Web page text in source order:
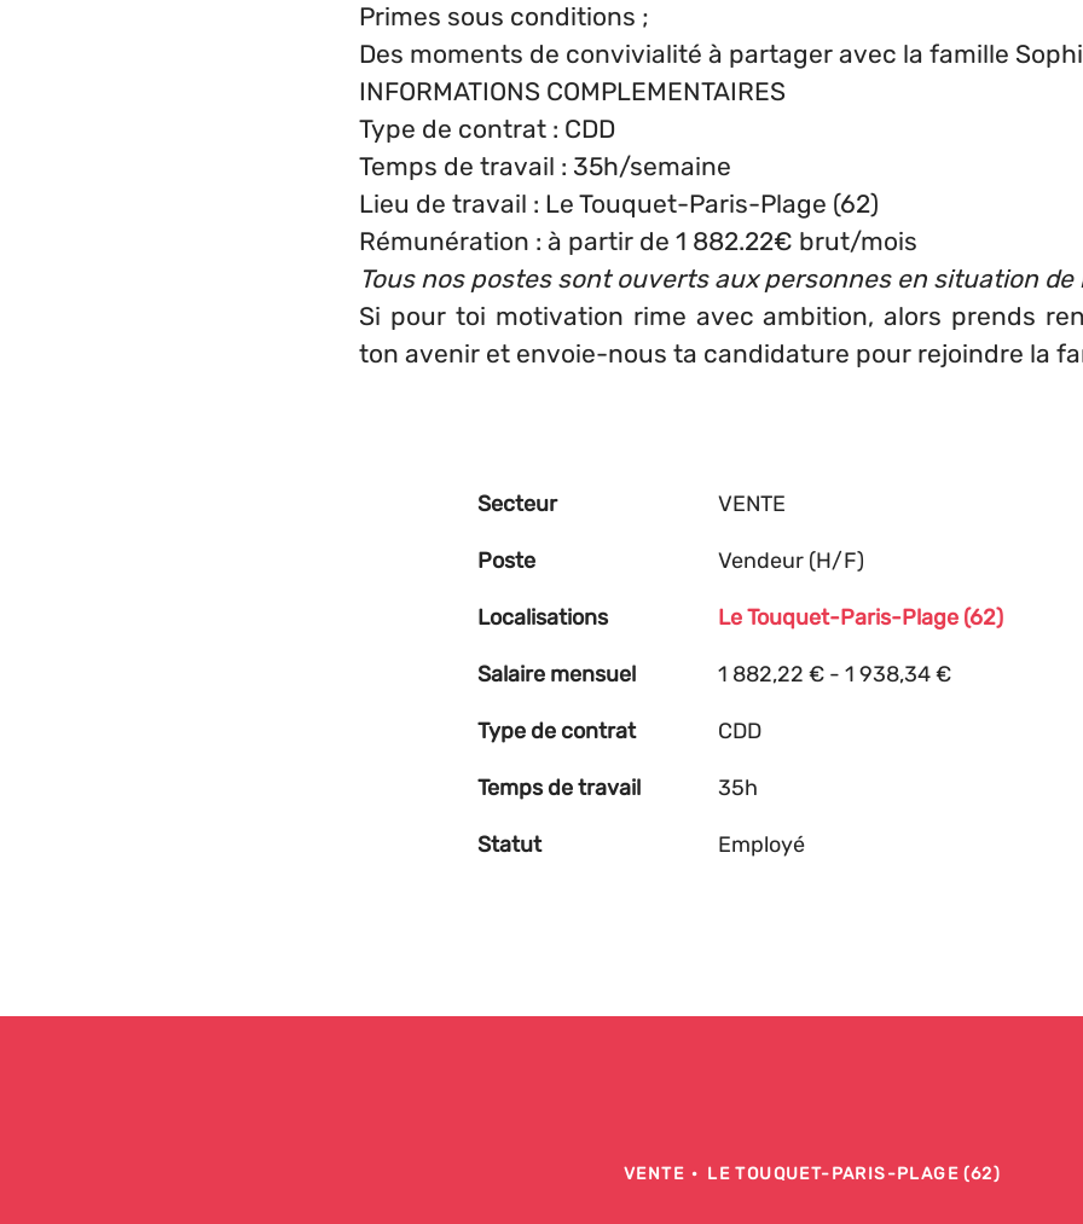
Primes sous conditions ;
Des moments de convivialité à partager avec la famille
INFORMATIONS COMPLEMENTAIRES
Type de contrat : CDD
Temps de travail : 35h/semaine
Lieu de travail : Le Touquet-Paris-Plage (62)
Rémunération : à partir de 1 882.22€ brut/mois
Tous nos postes sont ouverts aux personnes en situation de
Si pour toi motivation rime avec ambition, alors prends
ton avenir et envoie-nous ta candidature pour rejoindre la
Secteur VENTE
Poste Vendeur (H/F)
Localisations Le Touquet-Paris-Plage (62)
Salaire mensuel 1 882,22 € - 1 938,34 €
Type de contrat CDD
Temps de travail 35h
Statut Employé
VENTE · LE TOUQUET-PARIS-PLAGE (62)